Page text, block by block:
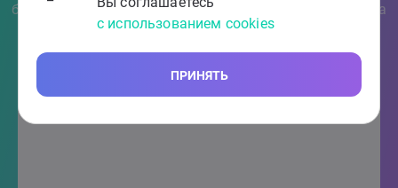
с использованием cookies
ПРИНЯТЬ
ближайшее время. Вся информация конфиденциальна